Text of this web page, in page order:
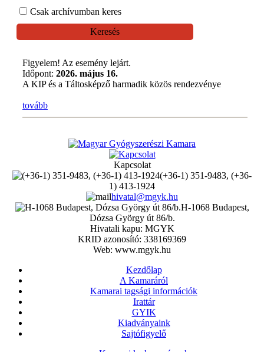
Csak archívumban keres
Keresés
Figyelem! Az esemény lejárt.
Időpont: 2026. május 16.
A KIP és a Táltosképző harmadik közös rendezvénye
tovább
Kapcsolat
(+36-1) 351-9483, (+36-
1) 413-1924
hivatal@mgyk.hu
H-1068 Budapest,
Dózsa György út 86/b.
Hivatali kapu: MGYK
KRID azonosító: 338169369
Web: www.mgyk.hu
Kezdőlap
A Kamaráról
Kamarai tagsági információk
Irattár
GYIK
Kiadványaink
Sajtófigyelő